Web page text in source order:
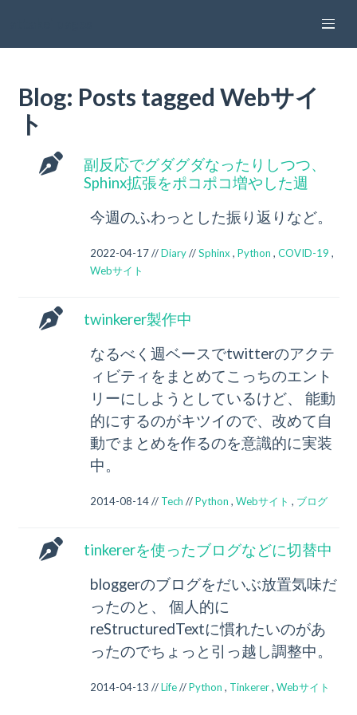
Blog: Posts tagged Webサイ
ト
副反応でグダグダなったりしつつ、
Sphinx拡張をポコポコ増やした週
今週のふわっとした振り返りなど。
2022-04-17 //Diary//Sphinx , Python , COVID-19 ,
Webサイト
twinkerer製作中
なるべく週ベースでtwitterのアクテ
ィビティをまとめてこっちのエント
リーにしようとしているけど、 能動
的にするのがキツイので、改めて自
動でまとめを作るのを意識的に実装
中。
2014-08-14 // Tech //Python , Webサイト , ブログ
tinkererを使ったブログなどに切替中
bloggerのブログをだいぶ放置気味だ
ったのと、 個人的に
reStructuredTextに慣れたいのがあ
ったのでちょっと引っ越し調整中。
2014-04-13 //Life//Python , Tinkerer, Webサイト